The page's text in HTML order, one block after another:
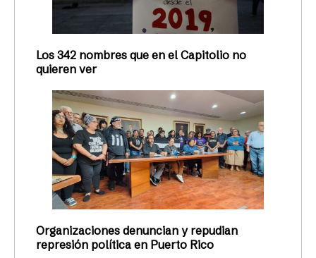
Los 342 nombres que en el Capitolio no
quieren ver
Organizaciones denuncian y repudian
represión política en Puerto Rico